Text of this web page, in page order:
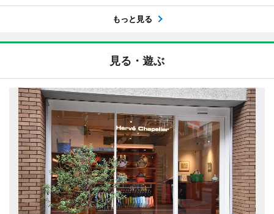
もっと見る
見る・遊ぶ